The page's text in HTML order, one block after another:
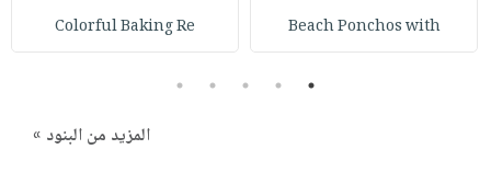
Beach Ponchos with
Colorful Baking Re
1
2
3
4
5
المزيد من البنود »